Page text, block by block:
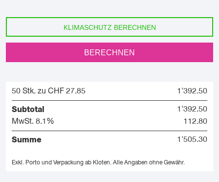
KLIMASCHUTZ BERECHNEN
BERECHNEN
50 Stk. zu CHF 27.85 1'392.50
Subtotal
1'392.50
MwSt. 8.1%
112.80
Summe 1'505.30
Exkl. Porto und Verpackung ab Kloten. Alle Angaben ohne Gewähr.